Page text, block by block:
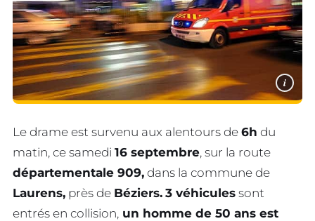
i
Le drame est survenu aux alentours de 6h du
matin, ce samedi 16 septembre, sur la route
départementale 909, dans la commune de
Laurens, près de Béziers. 3 véhicules sont
entrés en collision, un homme de 50 ans est